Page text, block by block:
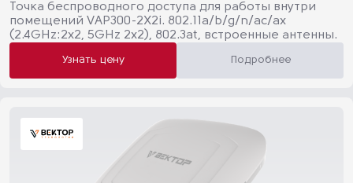
Точка беспроводного доступа для работы внутри
помещений VAP300-2X2i. 802.11a/b/g/n/ac/ax
(2.4GHz:2х2, 5GHz 2x2), 802.3at, встроенные антенны.
Узнать цену Подробнее